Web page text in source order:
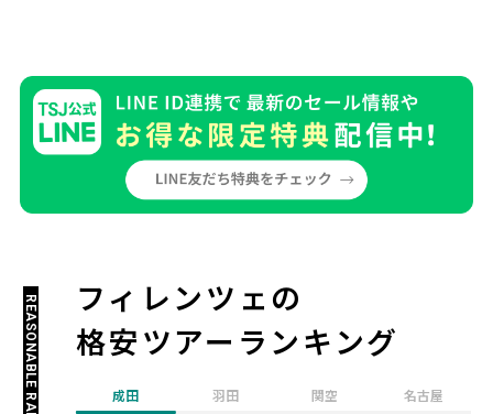
フィレンツェの
格安ツアーランキング
REASONABLE RANKING 成田 羽田 関空 名古屋